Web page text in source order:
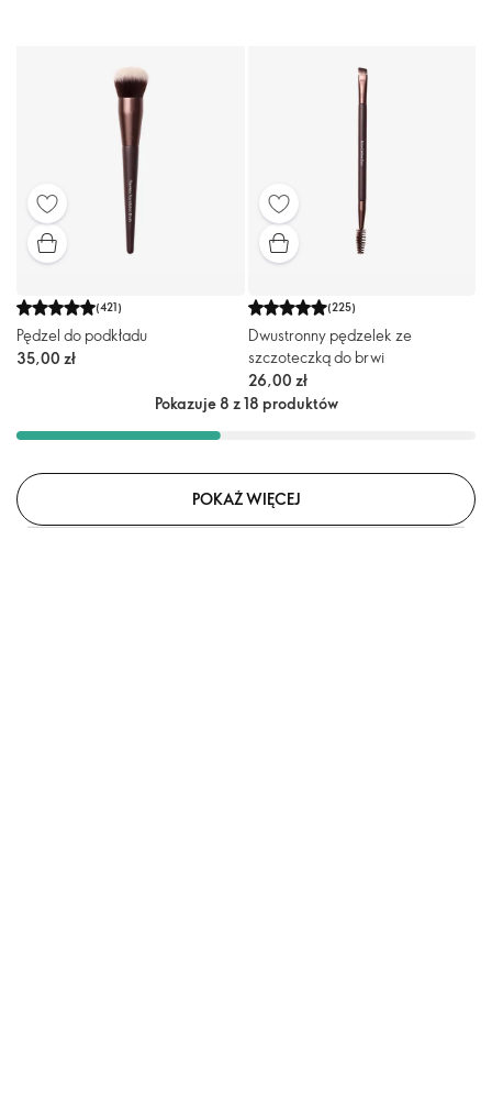
(421)
Pędzel do podkładu
35,00 zł
(225)
Dwustronny pędzelek ze
szczoteczką do brwi
26,00 zł
Pokazuje 8 z 18 produktów
POKAŻ WIĘCEJ